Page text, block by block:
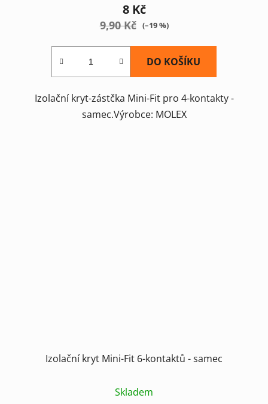
8 Kč
9,90 Kč (–19 %)
DO KOŠÍKU
Izolační kryt-zástčka Mini-Fit pro 4-kontakty -
samec.Výrobce: MOLEX
Izolační kryt Mini-Fit 6-kontaktů - samec
Skladem